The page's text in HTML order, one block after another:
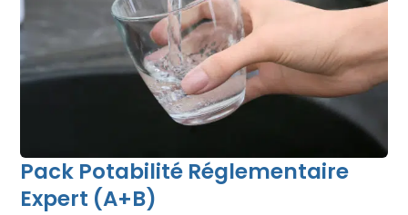
Pack Potabilité Réglementaire
Expert (A+B)